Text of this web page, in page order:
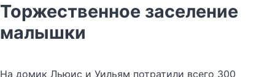
Торжественное заселение
малышки
На домик Льюис и Уильям потратили всего 300